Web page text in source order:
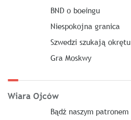
BND o boeingu
Niespokojna granica
Szwedzi szukają okrętu
Gra Moskwy
Wiara Ojców
Bądź naszym patronem